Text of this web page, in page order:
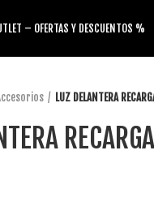
– OFERTAS Y DESCUENTOS %
LUZ DELANTERA